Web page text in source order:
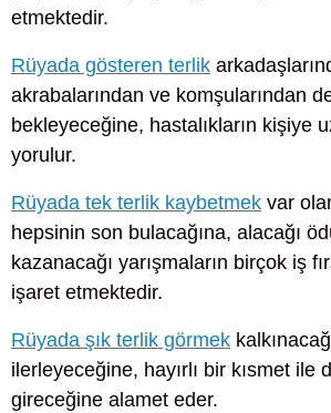
etmektedir.
Rüyada gösteren terlik
akrabalarından ve komşularından
bekleyeceğine, hastalıkların kişiye
yorulur.
Rüyada tek terlik kaybetmek var
hepsinin son bulacağına, alacağı
kazanacağı yarışmaların birçok iş
işaret etmektedir.
Rüyada şık terlik görmek
ilerleyeceğine, hayırlı bir kısmet ile
gireceğine alamet eder.